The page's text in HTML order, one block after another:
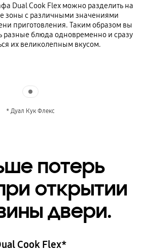
Dual Cook Flex можно разделить на
зоны с различными значениями
приготовления. Таким образом вы
разные блюда одновременно и сразу
их великолепным вкусом.
* Дуал Кук Флекс
потерь
открытии
двери.
Cook Flex*